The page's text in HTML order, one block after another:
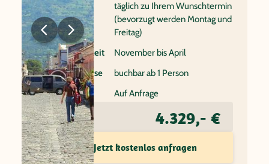
Reisebeginn
täglich zu Ihrem Wunschtermin
(bevorzugt werden Montag und
Freitag)
Beste Reisezeit
November bis April
Individualreise
buchbar ab 1 Person
Flug
Auf Anfrage
Preis ab 4.329,- €
Jetzt kostenlos anfragen